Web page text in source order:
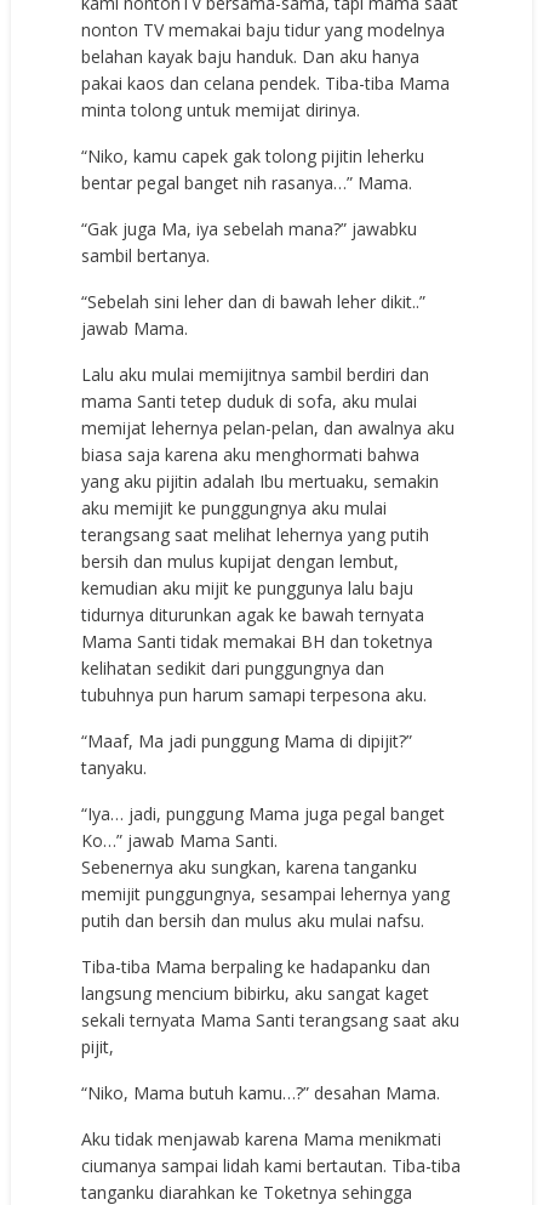
nonton TV memakai baju tidur yang modelnya
belahan kayak baju handuk. Dan aku hanya
pakai kaos dan celana pendek. Tiba-tiba Mama
minta tolong untuk memijat dirinya.
“Niko, kamu capek gak tolong pijitin leherku
bentar pegal banget nih rasanya…” Mama.
“Gak juga Ma, iya sebelah mana?” jawabku
sambil bertanya.
“Sebelah sini leher dan di bawah leher dikit..”
jawab Mama.
Lalu aku mulai memijitnya sambil berdiri dan
mama Santi tetep duduk di sofa, aku mulai
memijat lehernya pelan-pelan, dan awalnya aku
biasa saja karena aku menghormati bahwa
yang aku pijitin adalah Ibu mertuaku, semakin
aku memijit ke punggungnya aku mulai
terangsang saat melihat lehernya yang putih
bersih dan mulus kupijat dengan lembut,
kemudian aku mijit ke punggunya lalu baju
tidurnya diturunkan agak ke bawah ternyata
Mama Santi tidak memakai BH dan toketnya
kelihatan sedikit dari punggungnya dan
tubuhnya pun harum samapi terpesona aku.
“Maaf, Ma jadi punggung Mama di dipijit?”
tanyaku.
“Iya… jadi, punggung Mama juga pegal banget
Ko…” jawab Mama Santi.
Sebenernya aku sungkan, karena tanganku
memijit punggungnya, sesampai lehernya yang
putih dan bersih dan mulus aku mulai nafsu.
Tiba-tiba Mama berpaling ke hadapanku dan
langsung mencium bibirku, aku sangat kaget
sekali ternyata Mama Santi terangsang saat aku
pijit,
“Niko, Mama butuh kamu…?” desahan Mama.
Aku tidak menjawab karena Mama menikmati
ciumanya sampai lidah kami bertautan. Tiba-tiba
tanganku diarahkan ke Toketnya sehingga